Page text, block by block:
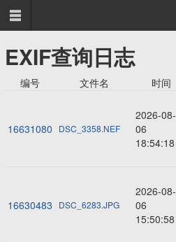

EXIF查询日志
编号 文件名 时间
16631080 DSC_3358.NEF
2026-08-
06
18:54:18
16630483 DSC_6283.JPG
2026-08-
06
15:50:58